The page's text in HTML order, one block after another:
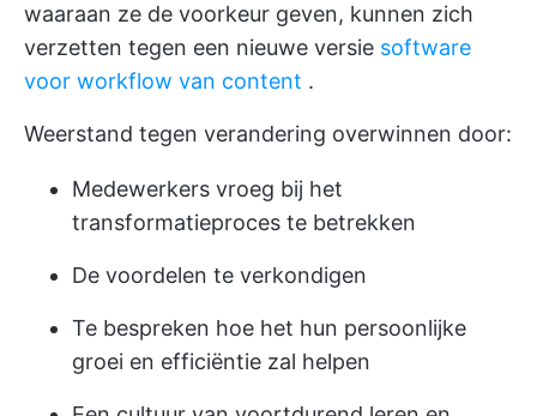
waaraan ze de voorkeur geven, kunnen zich
verzetten tegen een nieuwe versie software
voor workflow van content .
Weerstand tegen verandering overwinnen door:
Medewerkers vroeg bij het
transformatieproces te betrekken
De voordelen te verkondigen
Te bespreken hoe het hun persoonlijke
groei en efficiëntie zal helpen